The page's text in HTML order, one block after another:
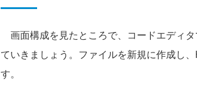
画面構成を見たところで、コードエディ
ていきましょう。ファイルを新規に作成し
す。